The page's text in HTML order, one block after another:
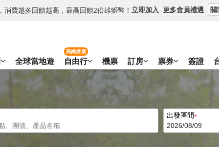
費越多回饋越高，最高回饋2倍雄獅幣！ 立即加入 更多會員禮遇 關
全球當地遊 自由行
高鐵假期
機票 訂房 票券 簽證
出發區間